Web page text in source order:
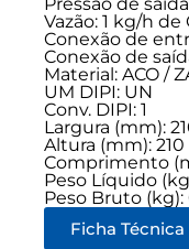
Vazão: 1 kg/h de
Conexão de
Conexão de
Material: ACO /
UM DIPI: UN
Conv. DIPI: 1
Largura (mm):
Altura (mm): 210
Comprimento
Peso Líquido
Peso Bruto (kg):
Ficha Técnica